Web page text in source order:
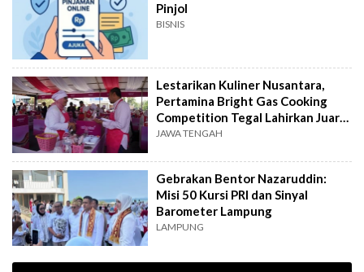
Pinjol
BISNIS
Lestarikan Kuliner Nusantara,
Pertamina Bright Gas Cooking
Competition Tegal Lahirkan Juara
Baru
JAWA TENGAH
Gebrakan Bentor Nazaruddin:
Misi 50 Kursi PRI dan Sinyal
Barometer Lampung
LAMPUNG